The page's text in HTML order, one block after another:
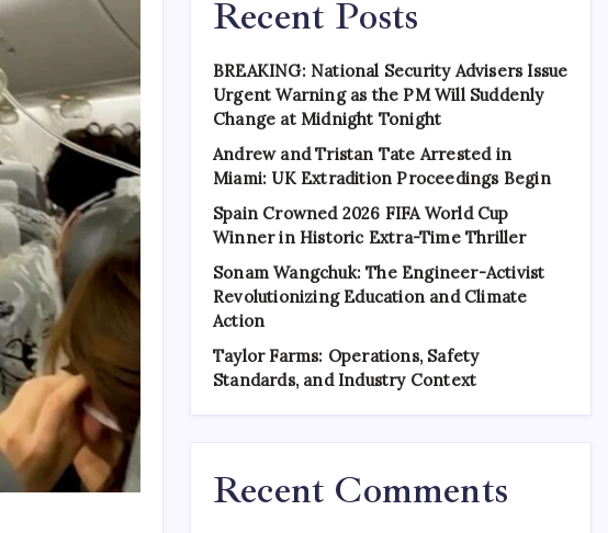
Recent Posts
BREAKING: National Security Advisers Issue
Urgent Warning as the PM Will Suddenly
Change at Midnight Tonight
Andrew and Tristan Tate Arrested in
Miami: UK Extradition Proceedings Begin
Spain Crowned 2026 FIFA World Cup
Winner in Historic Extra-Time Thriller
Sonam Wangchuk: The Engineer-Activist
Revolutionizing Education and Climate
Action
Taylor Farms: Operations, Safety
Standards, and Industry Context
Recent Comments